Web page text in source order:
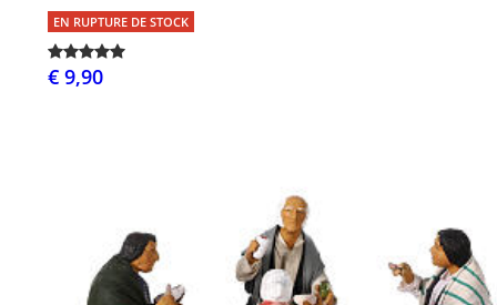
EN RUPTURE DE STOCK
€ 9,90